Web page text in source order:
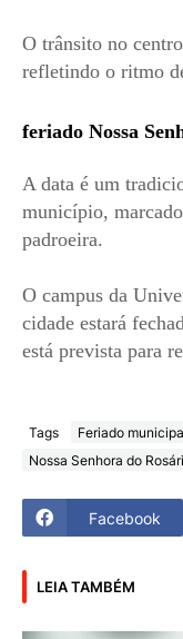
O trânsito no
refletindo o ritmo
feriado Nossa
A data é um
município,
padroeira.
O campus da
cidade estará
está prevista para
Tags Feriado
Nossa Senhora do
Facebook
LEIA TAMBÉM